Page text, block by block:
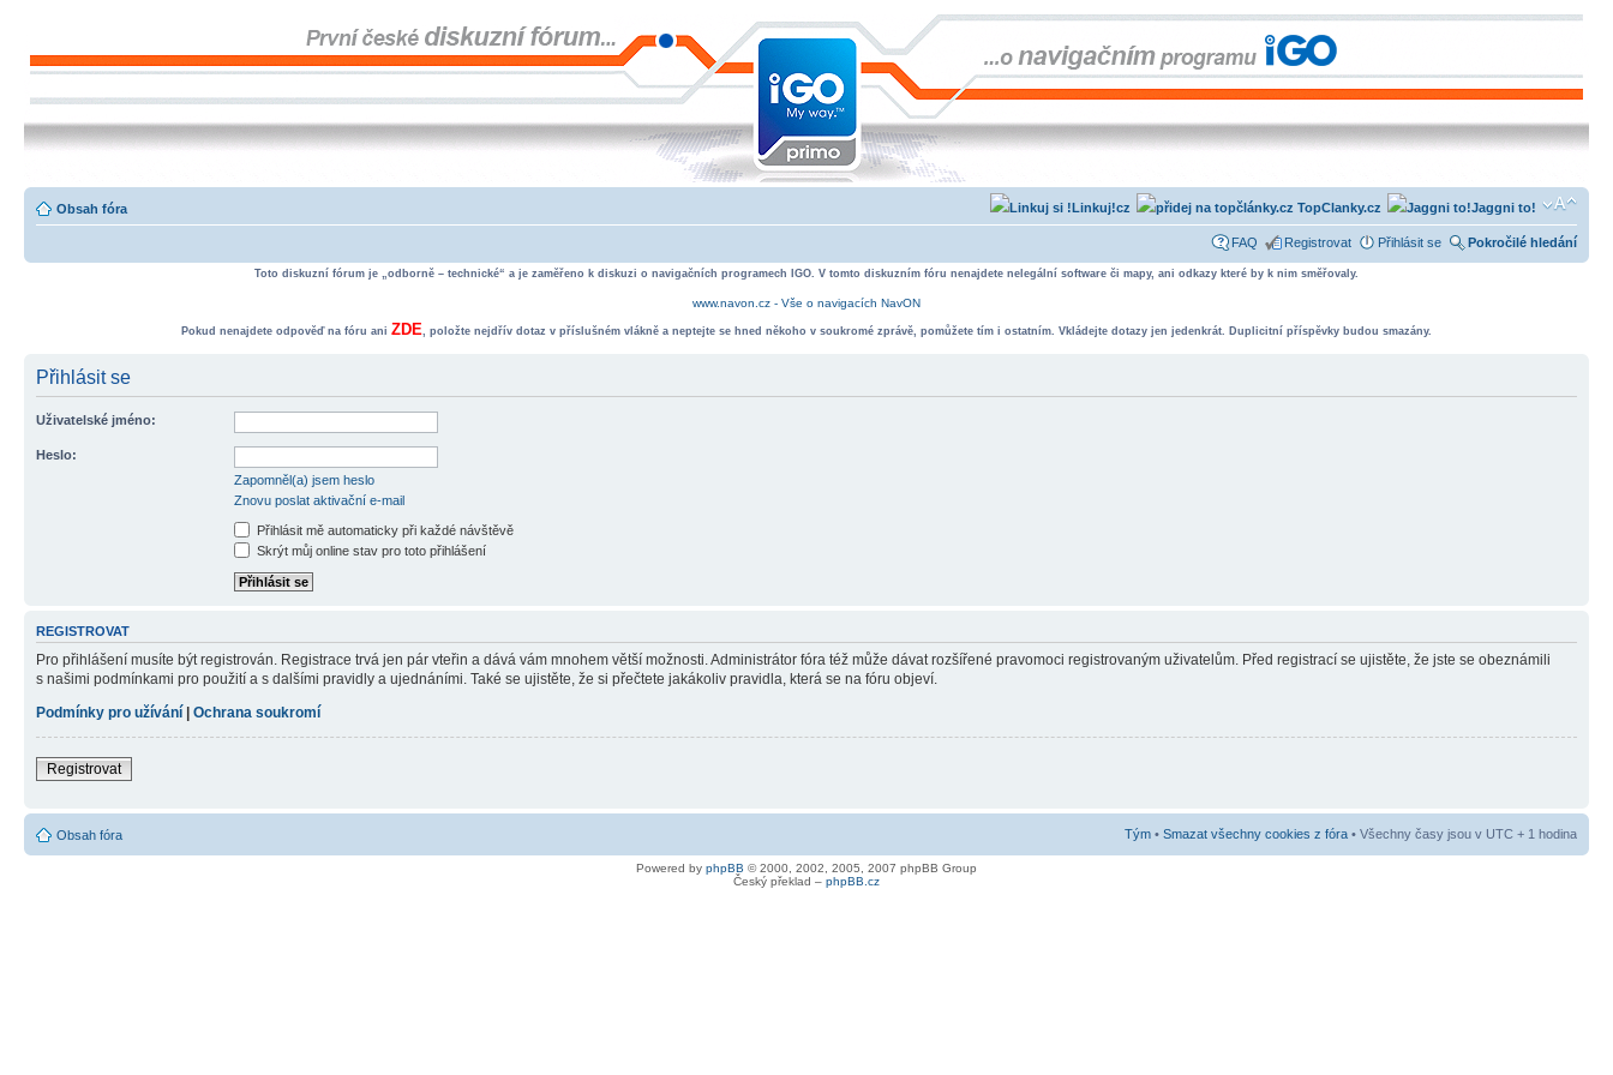
Obsah fóra Jaggni to!
TopClanky.cz
Linkuj!cz
FAQ Registrovat Přihlásit se Pokročilé hledání
Toto diskuzní fórum je „odborně – technické“ a je zaměřeno k diskuzi o navigačních programech IGO. V tomto diskuzním fóru nenajdete nelegální software či mapy, ani odkazy které by k nim směřovaly.
www.navon.cz - Vše o navigacích NavON
Pokud nenajdete odpověď na fóru ani ZDE, položte nejdřív dotaz v příslušném vlákně a neptejte se hned někoho v soukromé zprávě, pomůžete tím i ostatním. Vkládejte dotazy jen jedenkrát. Duplicitní příspěvky budou smazány.
Přihlásit se
Uživatelské jméno:
Heslo:
Zapomněl(a) jsem heslo
Znovu poslat aktivační e-mail
Přihlásit mě automaticky při každé návštěvě
Skrýt můj online stav pro toto přihlášení
REGISTROVAT
Pro přihlášení musíte být registrován. Registrace trvá jen pár vteřin a dává vám mnohem větší možnosti. Administrátor fóra též může dávat rozšířené pravomoci registrovaným uživatelům. Před registrací se ujistěte, že jste se obeznámili
s našimi podmínkami pro použití a s dalšími pravidly a ujednáními. Také se ujistěte, že si přečtete jakákoliv pravidla, která se na fóru objeví.
Podmínky pro užívání | Ochrana soukromí
Registrovat
Obsah fóra Tým • Smazat všechny cookies z fóra • Všechny časy jsou v UTC + 1 hodina
Powered by phpBB © 2000, 2002, 2005, 2007 phpBB Group
Český překlad – phpBB.cz